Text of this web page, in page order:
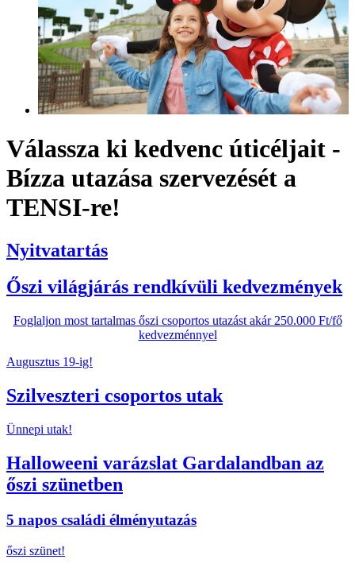
Válassza ki kedvenc úticéljait -
Bízza utazása szervezését a
TENSI-re!
Nyitvatartás
Őszi világjárás rendkívüli kedvezmények
Foglaljon most tartalmas őszi csoportos utazást akár 250.000 Ft/fő
kedvezménnyel
Augusztus 19-ig!
Szilveszteri csoportos utak
Ünnepi utak!
Halloweeni varázslat Gardalandban az
őszi szünetben
5 napos családi élményutazás
őszi szünet!